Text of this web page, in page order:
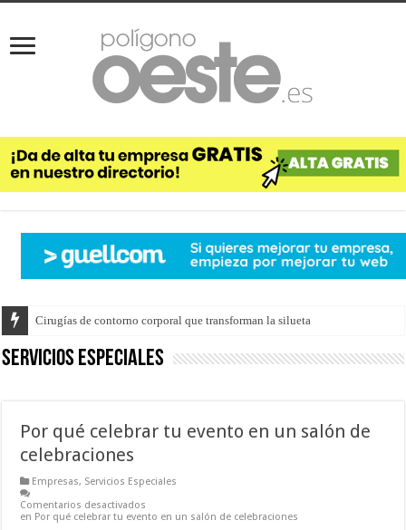
Cirugías de contorno corporal que transforman la silueta
Servicios Especiales
Por qué celebrar tu evento en un salón de
celebraciones
Empresas, Servicios Especiales
Comentarios desactivados
en Por qué celebrar tu evento en un salón de celebraciones